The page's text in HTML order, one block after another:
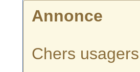
Annonce
Chers